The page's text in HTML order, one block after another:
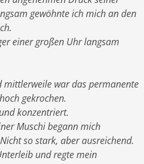
gewöhnte ich mich an den
einer großen Uhr langsam
mittlerweile war das permanente
gekrochen.
konzentriert.
Muschi begann mich
so stark, aber ausreichend.
und regte mein